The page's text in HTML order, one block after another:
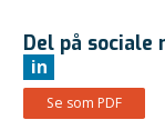
Del på sociale
in
Se som PDF